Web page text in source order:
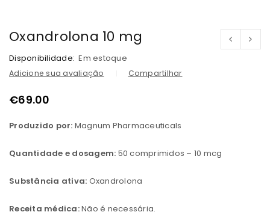
Oxandrolona 10 mg
Disponibilidade: Em estoque
Adicione sua avaliação Compartilhar
€69.00
Produzido por: Magnum Pharmaceuticals
Quantidade e dosagem: 50 comprimidos – 10 mcg
Substância ativa: Oxandrolona
Receita médica:Não é necessária.